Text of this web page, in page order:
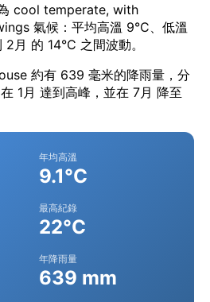
cool temperate, with
氣候：平均高溫 9°C、低溫
月 的 14°C 之間波動。
約有 639 毫米的降雨量，分
1月 達到高峰，並在 7月 降至
年均高溫
9.1°C
最高紀錄
22°C
年降雨量
639 mm